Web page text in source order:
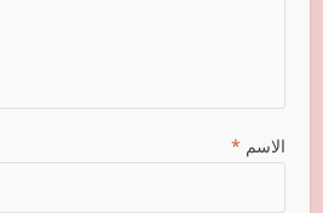
الاسم *